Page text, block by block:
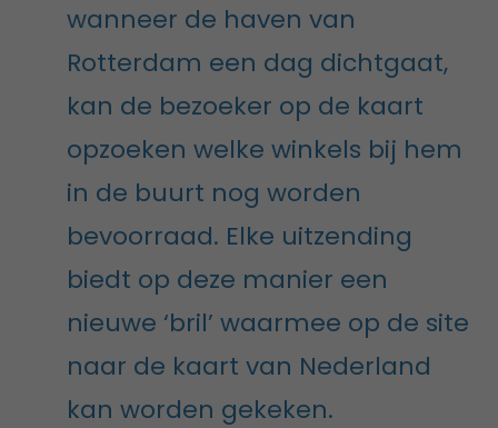
wanneer de haven van
Rotterdam een dag dichtgaat,
kan de bezoeker op de kaart
opzoeken welke winkels bij hem
in de buurt nog worden
bevoorraad. Elke uitzending
biedt op deze manier een
nieuwe ‘bril’ waarmee op de site
naar de kaart van Nederland
kan worden gekeken.